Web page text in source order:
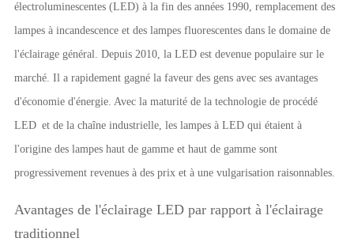
électroluminescentes (LED) à la fin des années 1990, remplacement des
lampes à incandescence et des lampes fluorescentes dans le domaine de
l'éclairage général. Depuis 2010, la LED est devenue populaire sur le
marché. Il a rapidement gagné la faveur des gens avec ses avantages
d'économie d'énergie. Avec la maturité de la technologie de procédé
LED et de la chaîne industrielle, les lampes à LED qui étaient à
l'origine des lampes haut de gamme et haut de gamme sont
progressivement revenues à des prix et à une vulgarisation raisonnables.
Avantages de l'éclairage LED par rapport à l'éclairage
traditionnel